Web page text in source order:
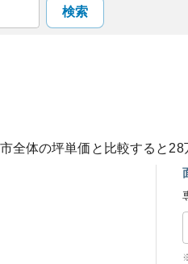
検索
全体の坪単価と比較すると 28